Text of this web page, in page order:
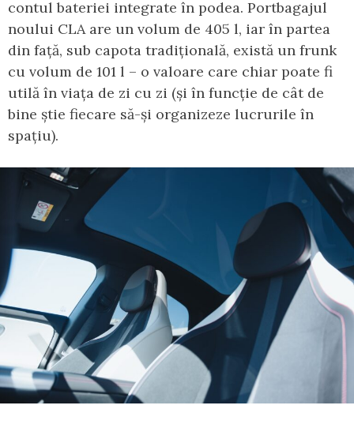
contul bateriei integrate în podea. Portbagajul
noului CLA are un volum de 405 l, iar în partea
din față, sub capota tradițională, există un frunk
cu volum de 101 l – o valoare care chiar poate fi
utilă în viața de zi cu zi (și în funcție de cât de
bine știe fiecare să-și organizeze lucrurile în
spațiu).